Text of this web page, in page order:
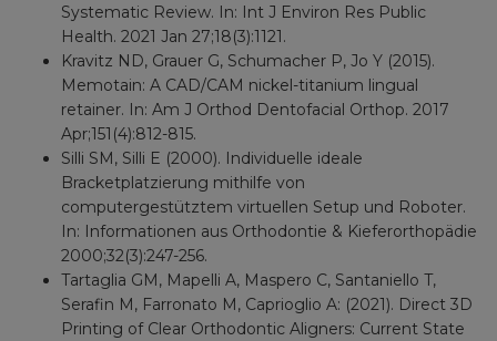
Systematic Review. In: Int J Environ Res Public
Health. 2021 Jan 27;18(3):1121.
Kravitz ND, Grauer G, Schumacher P, Jo Y (2015).
Memotain: A CAD/CAM nickel-titanium lingual
retainer. In: Am J Orthod Dentofacial Orthop. 2017
Apr;151(4):812-815.
Silli SM, Silli E (2000). Individuelle ideale
Bracketplatzierung mithilfe von
computergestütztem virtuellen Setup und Roboter.
In: Informationen aus Orthodontie & Kieferorthopädie
2000;32(3):247-256.
Tartaglia GM, Mapelli A, Maspero C, Santaniello T,
Serafin M, Farronato M, Caprioglio A: (2021). Direct 3D
Printing of Clear Orthodontic Aligners: Current State